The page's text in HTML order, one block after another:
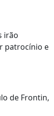
irão
patrocínio e
de Frontin,